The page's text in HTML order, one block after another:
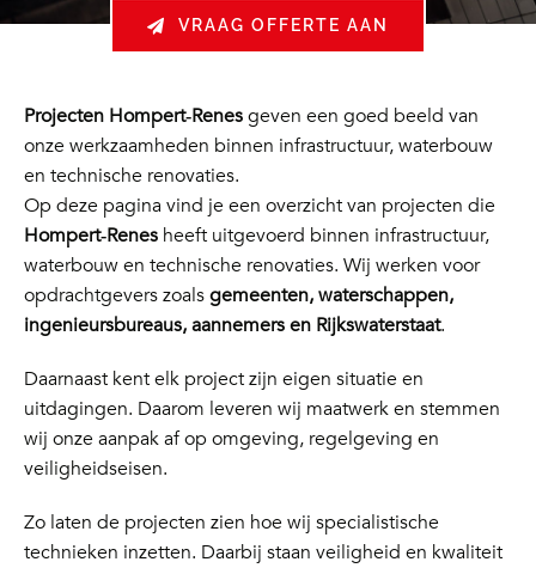
VRAAG OFFERTE AAN
Projecten Hompert‑Renesgeven een goed beeld van
onze werkzaamheden binnen infrastructuur, waterbouw
en technische renovaties.
Op deze pagina vind je een overzicht van projecten die
Hompert‑Renesheeft uitgevoerd binnen infrastructuur,
waterbouw en technische renovaties. Wij werken voor
opdrachtgevers zoalsgemeenten, waterschappen,
ingenieursbureaus, aannemers en Rijkswaterstaat.
Daarnaast kent elk project zijn eigen situatie en
uitdagingen. Daarom leveren wij maatwerk en stemmen
wij onze aanpak af op omgeving, regelgeving en
veiligheidseisen.
Zo laten de projecten zien hoe wij specialistische
technieken inzetten. Daarbij staan veiligheid en kwaliteit